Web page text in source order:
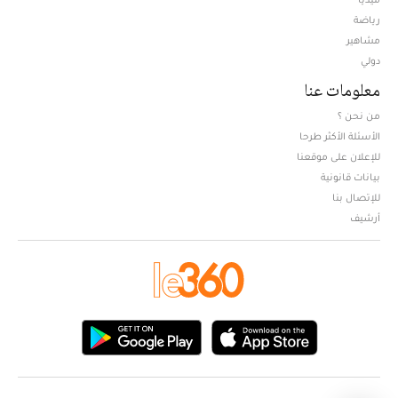
رياضة
مشاهير
دولي
معلومات عنا
من نحن ؟
الأسئلة الأكثر طرحا
للإعلان على موقعنا
بيانات قانونية
للإتصال بنا
أرشيف